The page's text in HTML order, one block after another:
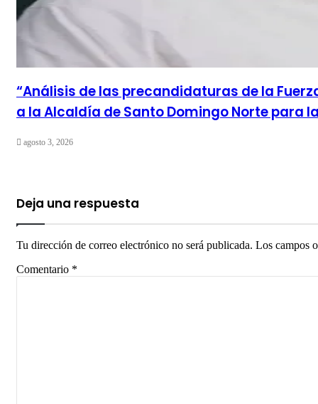
“Análisis de las precandidaturas de la
a la Alcaldía de Santo Domingo Norte para
agosto 3, 2026
Deja una respuesta
Tu dirección de correo electrónico no será publicada. Los campos
Comentario *